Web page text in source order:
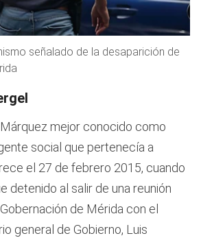
señalado de la desaparición de
mejor conocido como
social que pertenecía a
el 27 de febrero 2015, cuando
detenido al salir de una reunión
de Mérida con el
general de Gobierno, Luis